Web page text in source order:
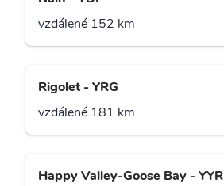
vzdálené 152 km
Rigolet - YRG
vzdálené 181 km
Happy Valley-Goose Bay - YYR